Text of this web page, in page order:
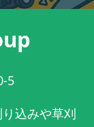
5
込みや草刈